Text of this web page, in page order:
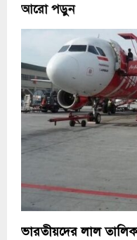
আরো পড়ুন
ভারতীয়দের লাল